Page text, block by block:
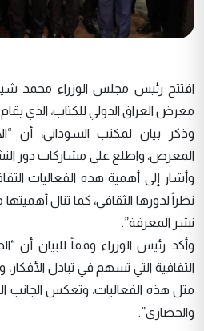
افتتح رئيس مجلس الوزراء محمد
معرض العراق الدولي للكتاب، الذي
وذكر بيان لمكتب السوداني، أن
المعرض، واطلع على مشاركات دور النشر
وأشار إلى أهمية هذه الفعاليات
نظراً لدورها الثقافي، كما تنال
نشر المعرفة”.
وأكد رئيس الوزراء وفقاً للبيان أن
الثقافية التي تسهم في تبادل
مثل هذه الفعاليات، وتعكس الجانب
والحضاري”.